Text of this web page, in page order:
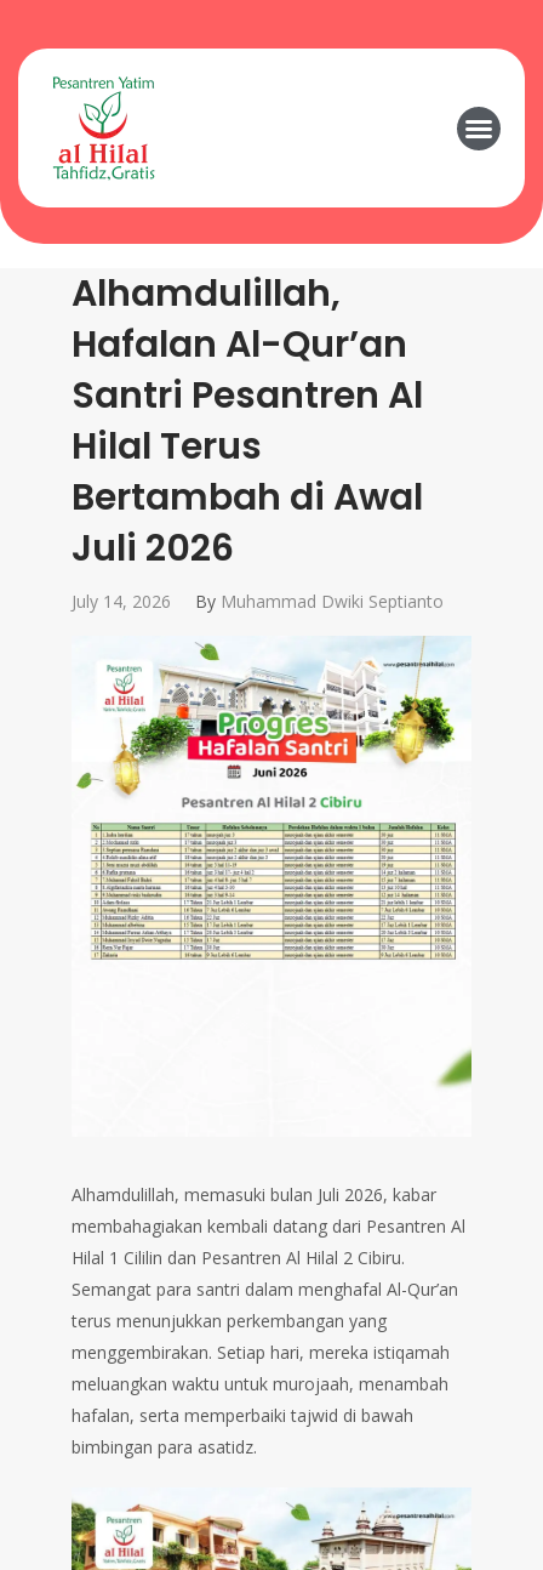
Alhamdulillah,
Hafalan Al-Qur’an
Santri Pesantren Al
Hilal Terus
Bertambah di Awal
Juli 2026
July 14, 2026 By Muhammad Dwiki Septianto
Alhamdulillah, memasuki bulan Juli 2026, kabar
membahagiakan kembali datang dari Pesantren Al
Hilal 1 Cililin dan Pesantren Al Hilal 2 Cibiru.
Semangat para santri dalam menghafal Al-Qur’an
terus menunjukkan perkembangan yang
menggembirakan. Setiap hari, mereka istiqamah
meluangkan waktu untuk murojaah, menambah
hafalan, serta memperbaiki tajwid di bawah
bimbingan para asatidz.